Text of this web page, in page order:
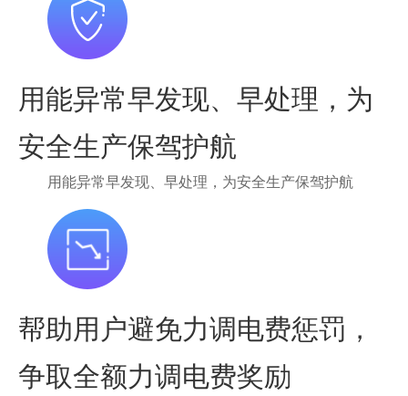
用能异常早发现、早处理，为
安全生产保驾护航
用能异常早发现、早处理，为安全生产保驾护航
帮助用户避免力调电费惩罚，
争取全额力调电费奖励